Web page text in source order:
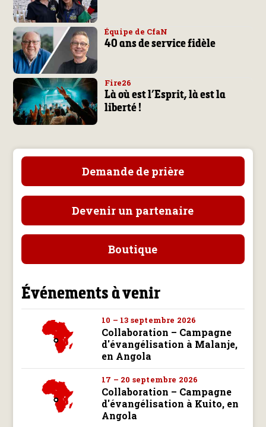
Équipe de CfaN
40 ans de service fidèle
Fire26
Là où est l’Esprit, là est la
liberté !
Demande de prière
Devenir un partenaire
Boutique
Événements à venir
10 – 13 septembre 2026
Collaboration – Campagne
d'évangélisation à Malanje,
en Angola
17 – 20 septembre 2026
Collaboration – Campagne
d'évangélisation à Kuito, en
Angola